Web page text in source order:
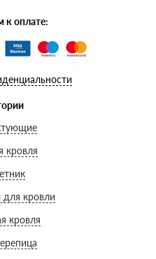
к оплате:
кровля
кровли
кровля